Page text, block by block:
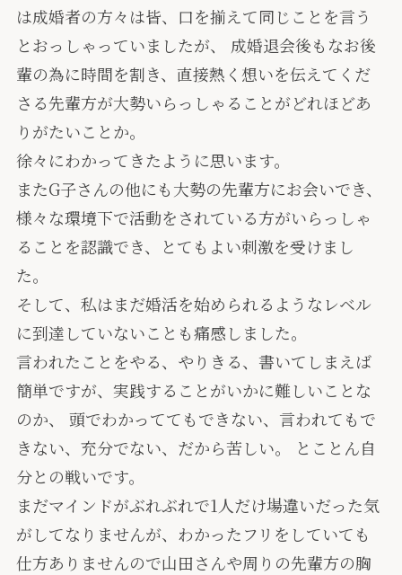
は成婚者の方々は皆、口を揃えて同じことを言う
とおっしゃっていましたが、 成婚退会後もなお後
輩の為に時間を割き、直接熱く想いを伝えてくだ
さる先輩方が大勢いらっしゃることがどれほどあ
りがたいことか。
徐々にわかってきたように思います。
またG子さんの他にも大勢の先輩方にお会いでき、
様々な環境下で活動をされている方がいらっしゃ
ることを認識でき、とてもよい刺激を受けまし
た。
そして、私はまだ婚活を始められるようなレベル
に到達していないことも痛感しました。
言われたことをやる、やりきる、書いてしまえば
簡単ですが、実践することがいかに難しいことな
のか、 頭でわかっててもできない、言われてもで
きない、充分でない、だから苦しい。 とことん自
分との戦いです。
まだマインドがぶれぶれで1人だけ場違いだった気
がしてなりませんが、わかったフリをしていても
仕方ありませんので山田さんや周りの先輩方の胸